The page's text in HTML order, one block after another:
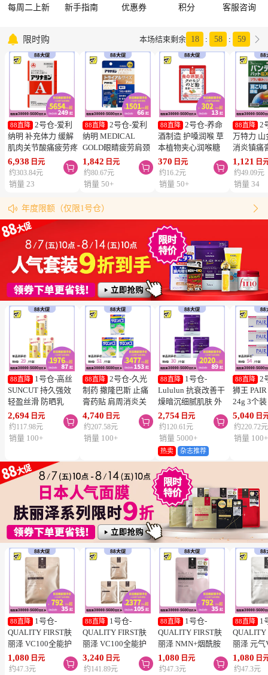
每周二上新 新手指南 优惠券 积分 客服咨询
 限时购 本场结束剩余 18 : 58 : 58 
88直降 2号仓-爱利
纳明 补充体力 缓解
肌肉关节酸痛疲劳疼
痛 补充维生素B 270
片【第3类医药品】
Alinamin A 补充维
缓眼疲劳
6,938 日元
约303.84元

销量 23
88直降
2号仓-爱利
纳明 MEDICAL
GOLD眼睛疲劳肩颈
腰疼止痛片 改善眼
疲劳肌肉关节痛手脚
麻木 21粒【第３类
1,842 日元
约80.67元

销量 50+
88直降 2号仓-养命
酒制造 护嗓润喉 草
本植物夹心润喉糖
黑蜜草本味 76g
370 日元
约16.2元

销量 50+
88直降
2
万特力 山
消炎镇痛
7×10mm
类医药品
1,121 日
约49.09元
销量 34

松本清购物须知
年度限额（仅限1号仓）
同仓库满5000日元包邮（仅限中国大陆地区）
松本清粉丝群来啦！
跳转搜索结果

88直降
1号仓-高丝
SUNCUT 持久强效
轻盈丝滑 防晒乳
SPF50+ PA++++
50ml 3个装 阻隔紫
外线 持久耐水 户外
2,694 日元
约117.98元

销量 100+
88直降
2号仓-久光
制药 撒隆巴斯 止痛
膏药贴 肩周消炎关
节颈椎疼 4.6×7.2cm
120贴 3个装【第3类
医药品】
4,740 日元
约207.58元

销量 100+
88直降
1号仓-
Lululun 抗衰改善干
燥暗沉细腻肌肤 外
泌体精华液保湿面膜
7片 3个装 Exosome
增加肌肤弹力透明感
2,754 日元
约120.61元

销量 5000+
热卖 杂志推荐
88直降
2
狮王
24g 3个
疮 去痘
舒缓炎症
类医药品
5,040 日
约220.72元
销量 100+
88直降
1号仓-
QUALITY FIRST肤
丽泽 VC100全能护
理面膜 7片
1,080 日元
约47.3元

88直降
1号仓-
QUALITY FIRST肤
丽泽 VC100全能护
理面膜 7片 3个装
3,240 日元
约141.89元

88直降
1号仓-
QUALITY FIRST肤
丽泽 NMN+烟酰胺
多重焕活面膜 7片
1,080 日元
约47.3元

88直降
1
QUALITY
丽泽 元气
白保湿面
维生素C
1,080 日
约47.3元